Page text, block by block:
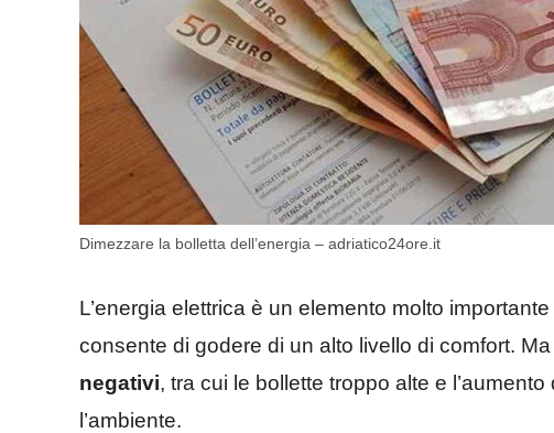
Dimezzare la bolletta dell’energia – adriatico24ore.it
L’energia elettrica è un elemento molto
consente di godere di un alto livello di comfort.
negativi, tra cui le bollette troppo alte e
l’ambiente.